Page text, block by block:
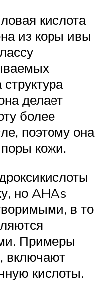
кислота
из коры ивы
делает
более
поэтому она
кожи.
но AHAs
в то
Примеры
включают
кислоты.